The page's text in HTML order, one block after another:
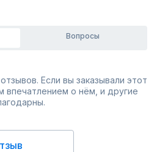
Вопросы
Если вы заказывали этот
впечатлением о нём, и другие